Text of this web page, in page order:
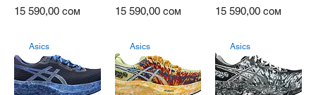
Цена
15 590,00 сом Цена
15 590,00 сом Цена
15 590,00 сом
Asics Asics Asics